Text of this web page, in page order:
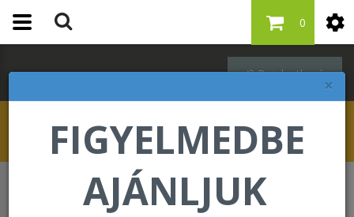
×
FIGYELMEDBE
AJÁNLJUK
Bejelentkezés
0
Személyi higiénia Aloe First